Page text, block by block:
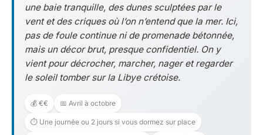
une baie tranquille, des dunes sculptées par le
vent et des criques où l’on n’entend que la mer. Ici,
pas de foule continue ni de promenade bétonnée,
mais un décor brut, presque confidentiel. On y
vient pour décrocher, marcher, nager et regarder
le soleil tomber sur la Libye crétoise.
💰 €€ 📅 Avril à octobre
⏱️ Une journée ou 2 jours si vous dormez sur place